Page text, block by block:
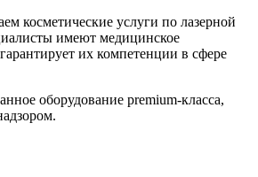
косметические услуги по лазерной
имеют медицинское
их компетенции в сфере
оборудование premium-класса,